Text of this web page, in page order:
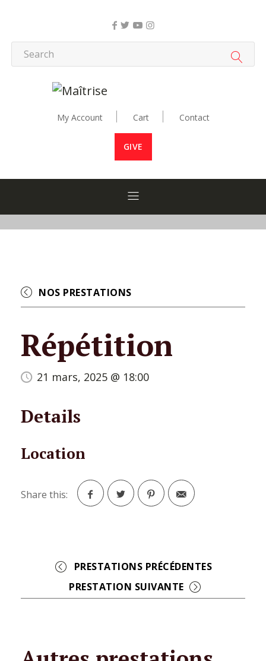
My Account Cart Contact
GIVE
NOS PRESTATIONS
Répétition
21 mars, 2025 @ 18:00
Details
Location
Share this:
Event
Navigation